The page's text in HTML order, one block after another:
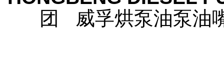
团 威孚烘泵油泵油